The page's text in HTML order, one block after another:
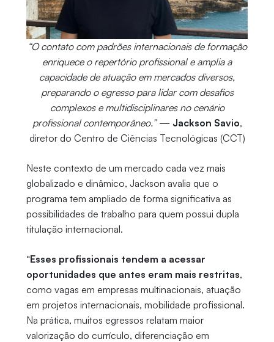
“O contato com padrões internacionais de formação
enriquece o repertório profissional e amplia a
capacidade de atuação em mercados diversos,
preparando o egresso para lidar com desafios
complexos e multidisciplinares no cenário
profissional contemporâneo.”— Jackson Savio,
diretor do Centro de Ciências Tecnológicas (CCT)
Neste contexto de um mercado cada vez mais
globalizado e dinâmico, Jackson avalia que o
programa tem ampliado de forma significativa as
possibilidades de trabalho para quem possui dupla
titulação internacional.
“Esses profissionais tendem a acessar
oportunidades que antes eram mais restritas,
como vagas em empresas multinacionais, atuação
em projetos internacionais, mobilidade profissional.
Na prática, muitos egressos relatam maior
valorização do currículo, diferenciação em